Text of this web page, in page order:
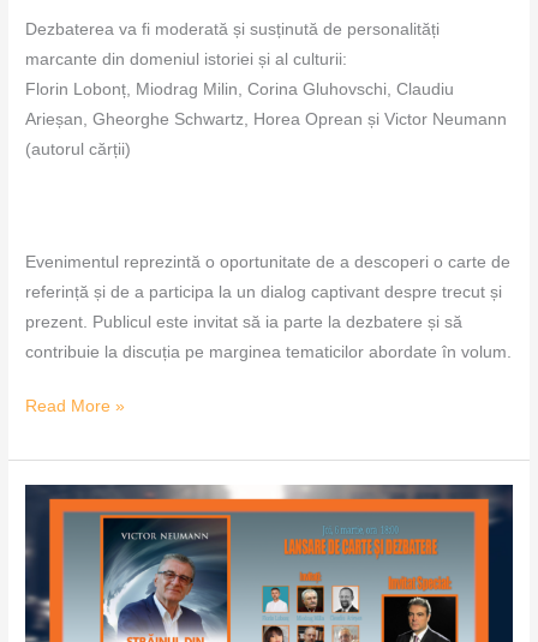
Dezbaterea va fi moderată și susținută de personalități
marcante din domeniul istoriei și al culturii:
Florin Lobonț, Miodrag Milin, Corina Gluhovschi, Claudiu
Arieșan, Gheorghe Schwartz, Horea Oprean și Victor Neumann
(autorul cărții)
Evenimentul reprezintă o oportunitate de a descoperi o carte de
referință și de a participa la un dialog captivant despre trecut și
prezent. Publicul este invitat să ia parte la dezbatere și să
contribuie la discuția pe marginea tematicilor abordate în volum.
Read More »
„Străinul
interior”